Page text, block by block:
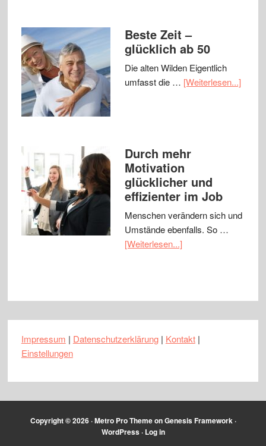
Beste Zeit –
glücklich ab 50
Die alten Wilden Eigentlich
umfasst die … [Weiterlesen...]
Durch mehr
Motivation
glücklicher und
effizienter im Job
Menschen verändern sich und
Umstände ebenfalls. So …
[Weiterlesen...]
Impressum | Datenschutzerklärung| Kontakt|
Einstellungen
Copyright © 2026 ·Metro Pro ThemeonGenesis Framework·
WordPress· Log in